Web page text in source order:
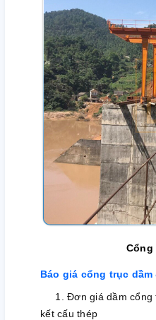
Cổng
Báo giá cổng trục dầm
1. Đơn giá dầm
kết cấu thép